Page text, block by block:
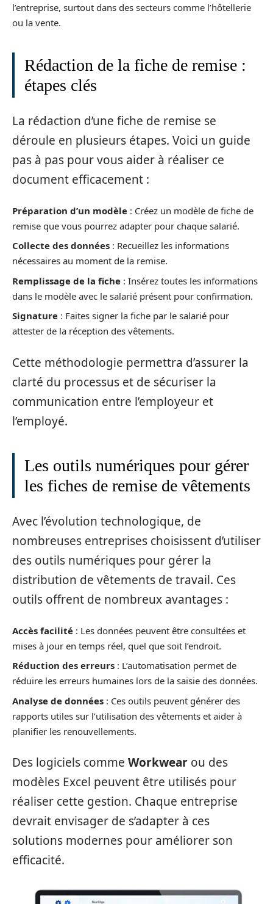
l’entreprise, surtout dans des secteurs comme l’hôtellerie
ou la vente.
Rédaction de la fiche de remise :
étapes clés
La rédaction d’une fiche de remise se
déroule en plusieurs étapes. Voici un guide
pas à pas pour vous aider à réaliser ce
document efficacement :
Préparation d’un modèle : Créez un modèle de fiche de
remise que vous pourrez adapter pour chaque salarié.
Collecte des données : Recueillez les informations
nécessaires au moment de la remise.
Remplissage de la fiche : Insérez toutes les informations
dans le modèle avec le salarié présent pour confirmation.
Signature : Faites signer la fiche par le salarié pour
attester de la réception des vêtements.
Cette méthodologie permettra d’assurer la
clarté du processus et de sécuriser la
communication entre l’employeur et
l’employé.
Les outils numériques pour gérer
les fiches de remise de vêtements
Avec l’évolution technologique, de
nombreuses entreprises choisissent d’utiliser
des outils numériques pour gérer la
distribution de vêtements de travail. Ces
outils offrent de nombreux avantages :
Accès facilité : Les données peuvent être consultées et
mises à jour en temps réel, quel que soit l’endroit.
Réduction des erreurs : L’automatisation permet de
réduire les erreurs humaines lors de la saisie des données.
Analyse de données : Ces outils peuvent générer des
rapports utiles sur l’utilisation des vêtements et aider à
planifier les renouvellements.
Des logiciels comme Workwear ou des
modèles Excel peuvent être utilisés pour
réaliser cette gestion. Chaque entreprise
devrait envisager de s’adapter à ces
solutions modernes pour améliorer son
efficacité.